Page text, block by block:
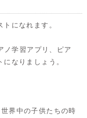
になれます。
学習アプリ、ピア
なりましょう。
界中の子供たちの時